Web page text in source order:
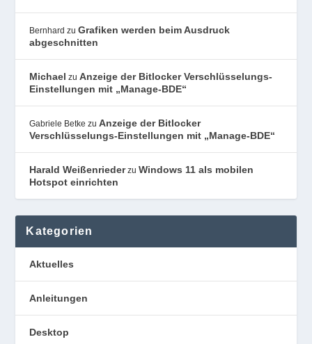
Bernhard zuGrafiken werden beim Ausdruck
abgeschnitten
Michael zuAnzeige der Bitlocker Verschlüsselungs-
Einstellungen mit „Manage-BDE“
Gabriele Betke zuAnzeige der Bitlocker
Verschlüsselungs-Einstellungen mit „Manage-BDE“
Harald WeißenriederzuWindows 11 als mobilen
Hotspot einrichten
Kategorien
Aktuelles
Anleitungen
Desktop